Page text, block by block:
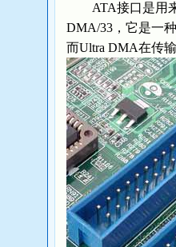
ATA接口是用来
DMA/33，它是一
而Ultra DMA在传